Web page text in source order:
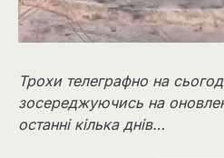
Трохи телеграфно на
зосереджуючись на
останні кілька днів…